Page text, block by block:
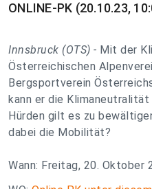
ONLINE-PK (20.10.23,
Innsbruck (OTS) - Mit der
Österreichischen
Bergsportverein
kann er die
Hürden gilt es zu
dabei die Mobilität?
Wann: Freitag, 20. Oktober